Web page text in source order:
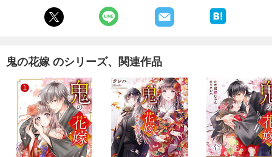
鬼の花嫁 のシリーズ、関連作品